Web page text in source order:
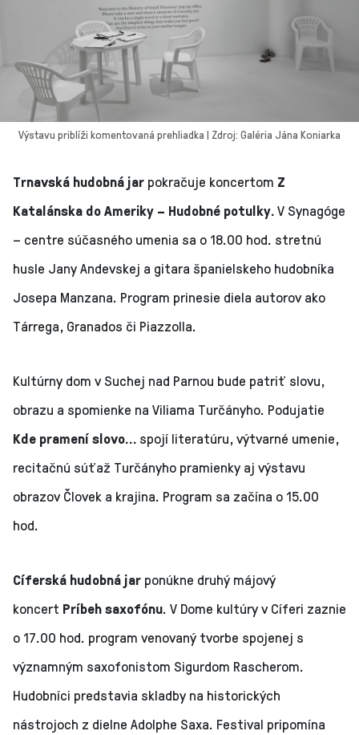
Výstavu priblíži komentovaná prehliadka | Zdroj: Galéria Jána Koniarka
Trnavská hudobná jar pokračuje koncertom Z
Katalánska do Ameriky – Hudobné potulky.V Synagóge
– centre súčasného umenia sa o 18.00 hod. stretnú
husle Jany Andevskej a gitara španielskeho hudobníka
Josepa Manzana. Program prinesie diela autorov ako
Tárrega, Granados či Piazzolla.
Kultúrny dom v Suchej nad Parnou bude patriť slovu,
obrazu a spomienke na Viliama Turčányho. Podujatie
Kde pramení slovo… spojí literatúru, výtvarné umenie,
recitačnú súťaž Turčányho pramienky aj výstavu
obrazov Človek a krajina. Program sa začína o 15.00
hod.
Cíferská hudobná jar ponúkne druhý májový
koncert Príbeh saxofónu. V Dome kultúry v Cíferi zaznie
o 17.00 hod. program venovaný tvorbe spojenej s
významným saxofonistom Sigurdom Rascherom.
Hudobníci predstavia skladby na historických
nástrojoch z dielne Adolphe Saxa. Festival pripomína